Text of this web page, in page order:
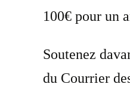
100€ pour un
Soutenez
du Courrier